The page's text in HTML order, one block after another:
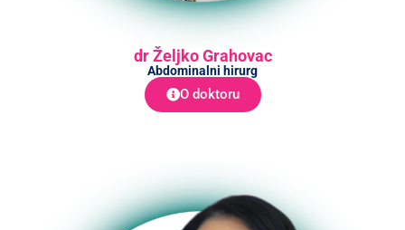
dr Željko Grahovac
Abdominalni hirurg
O doktoru